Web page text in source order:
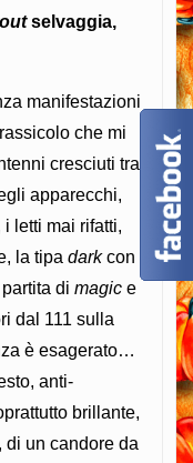
selvaggia,
manifestazioni
che mi
cresciuti tra
apparecchi,
i letti mai rifatti,
la tipa darkcon
di magic e
dal 111 sulla
è esagerato…
anti-
brillante,
un candore da